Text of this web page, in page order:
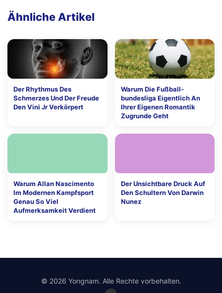
Ähnliche Artikel
Der Rhythmus Des
Schmerzes Und Der Freude
Den Vini Jr Verkörpert
Warum Die Fußball-
bundesliga Eigentlich An
Ihrer Eigenen Romantik
Zugrunde Geht
Warum Allan Nascimento
Im Modernen Kampfsport
Genau So Viel
Aufmerksamkeit Verdient
Der Unsichtbare Druck Auf
Den Schultern Von Darwin
Nunez
© 2026 Yongnam. Alle Rechte vorbehalten.